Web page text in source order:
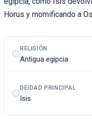
Horus y momificando a
RELIGIÓN
Antigua egipcia
DEIDAD PRINCIPAL
Isis